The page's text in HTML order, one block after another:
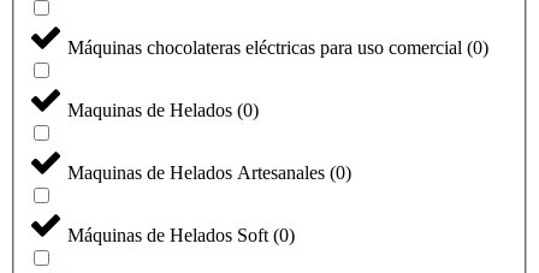
Máquinas chocolateras eléctricas para uso comercial (0)
Maquinas de Helados (0)
Maquinas de Helados Artesanales (0)
Máquinas de Helados Soft (0)